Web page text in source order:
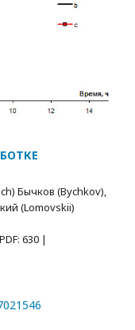
Бычков (Bychkov),
(Lomovskii)
630 |